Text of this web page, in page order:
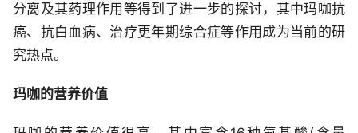
分离及其药理作用等得到了进一步的探讨，其中玛咖抗
癌、抗白血病、治疗更年期综合症等作用成为当前的研
究热点。
玛咖的营养价值